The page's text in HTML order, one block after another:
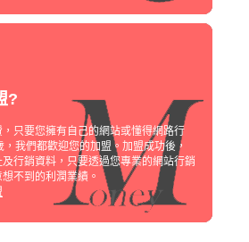
?
只要您擁有自己的網站或懂得網路行
我們都歡迎您的加盟。加盟成功後，
行銷資料，只要透過您專業的網站行銷
不到的利潤業績。